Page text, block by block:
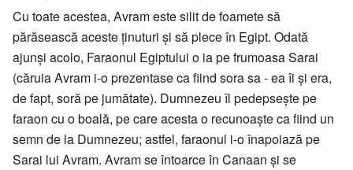
Cu toate acestea, Avram este silit de foamete să
părăsească aceste ţinuturi şi să plece în Egipt. Odată
ajunşi acolo, Faraonul Egiptului o ia pe frumoasa Sarai
(căruia Avram i-o prezentase ca fiind sora sa - ea îi și era,
de fapt, soră pe jumătate). Dumnezeu îl pedepseşte pe
faraon cu o boală, pe care acesta o recunoaşte ca fiind un
semn de la Dumnezeu; astfel, faraonul i-o înapoiază pe
Sarai lui Avram. Avram se întoarce în Canaan şi se